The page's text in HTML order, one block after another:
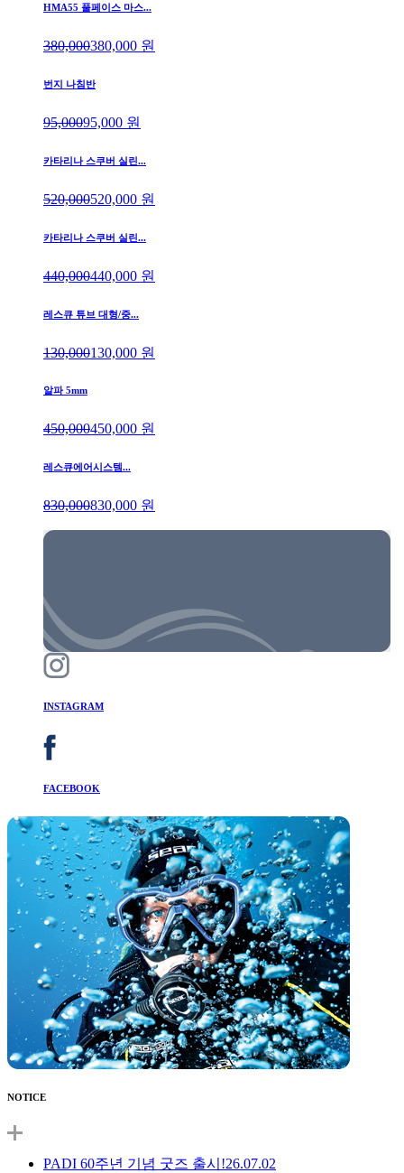
HMA55 풀페이스 마스...
380,000380,000 원
번지 나침반
95,00095,000 원
카타리나 스쿠버 실린...
520,000520,000 원
카타리나 스쿠버 실린...
440,000440,000 원
레스큐 튜브 대형/중...
130,000130,000 원
알파 5mm
450,000450,000 원
레스큐에어시스템...
830,000830,000 원
INSTAGRAM
FACEBOOK
NOTICE
PADI 60주년 기념 굿즈 출시!26.07.02